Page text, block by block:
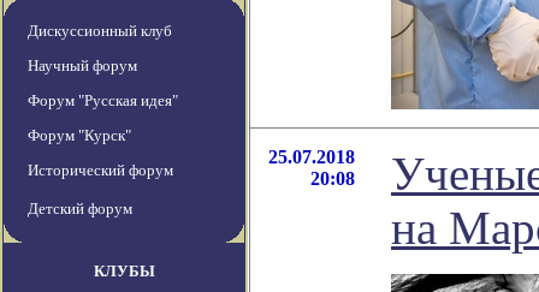
Дискуссионный клуб
Научный форум
Форум "Русская идея"
Форум "Курск"
Исторический форум
Детский форум
КЛУБЫ
25.07.2018
20:08
на